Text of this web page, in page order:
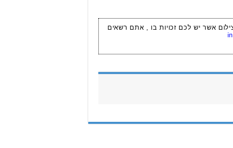
אשר יש לכם זכויות בו , אתם רשאים